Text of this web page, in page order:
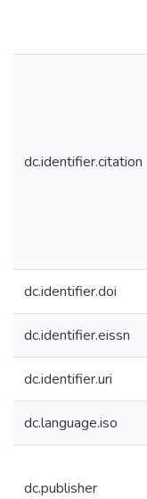
dc.identifier.citation
dc.identifier.doi
dc.identifier.eissn
dc.identifier.uri
dc.language.iso
dc.publisher